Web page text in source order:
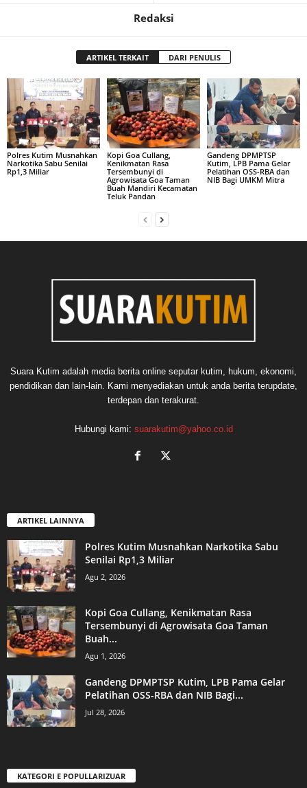
Redaksi
ARTIKEL TERKAIT DARI PENULIS
Polres Kutim Musnahkan
Narkotika Sabu Senilai
Rp1,3 Miliar
Kopi Goa Cullang,
Kenikmatan Rasa
Tersembunyi di
Agrowisata Goa Taman
Buah Mandiri Kecamatan
Teluk Pandan
Gandeng DPMPTSP
Kutim, LPB Pama Gelar
Pelatihan OSS-RBA dan
NIB Bagi UMKM Mitra
Suara Kutim adalah media berita online seputar kutim, hukum, ekonomi,
pendidikan dan lain-lain. Kami menyediakan untuk anda berita terupdate,
terdepan dan terakurat.
Hubungi kami: suarakutim@yahoo.co.id
ARTIKEL LAINNYA
Polres Kutim Musnahkan Narkotika Sabu
Senilai Rp1,3 Miliar
Agu 2, 2026
Kopi Goa Cullang, Kenikmatan Rasa
Tersembunyi di Agrowisata Goa Taman
Buah...
Agu 1, 2026
Gandeng DPMPTSP Kutim, LPB Pama Gelar
Pelatihan OSS-RBA dan NIB Bagi...
Jul 28, 2026
KATEGORI E POPULLARIZUAR